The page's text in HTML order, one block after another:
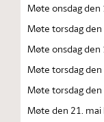
Møte onsdag den
Møte torsdag den
Møte onsdag den
Møte torsdag den
Møte torsdag den
Møte den 21. mai